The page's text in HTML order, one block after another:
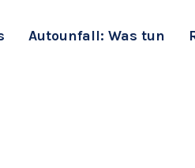
Autounfall: Was tun